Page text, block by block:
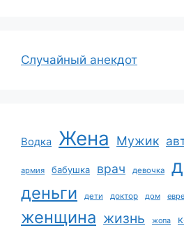
Случайный анекдот
Водка Жена Мужик
армия бабушка врач девочка
деньги дети доктор дом
женщина жизнь жопа